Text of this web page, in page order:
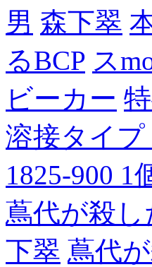
男 森下翠
るBCP ス
ビーカー
溶接タイプ
1825-900 1
蔦代が殺
下翠 蔦代